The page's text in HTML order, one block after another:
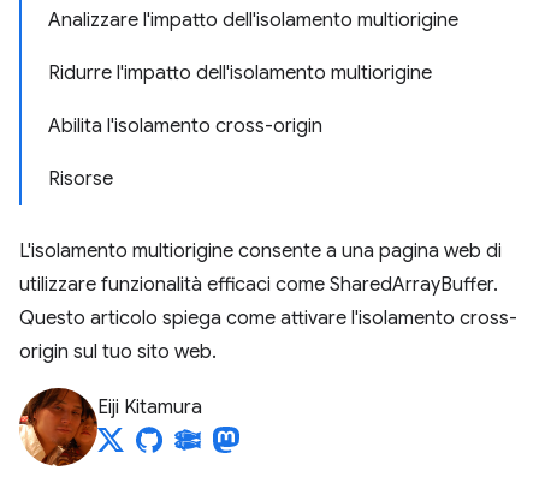
Analizzare l'impatto dell'isolamento multiorigine
Ridurre l'impatto dell'isolamento multiorigine
Abilita l'isolamento cross-origin
Risorse
L'isolamento multiorigine consente a una pagina web di
utilizzare funzionalità efficaci come SharedArrayBuffer.
Questo articolo spiega come attivare l'isolamento cross-
origin sul tuo sito web.
Eiji Kitamura